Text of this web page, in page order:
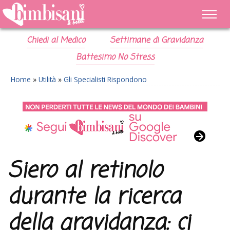
Chiedi al Medico
Settimane di Gravidanza
Battesimo No Stress
Home » Utilità » Gli Specialisti Rispondono
Siero al retinolo
durante la ricerca